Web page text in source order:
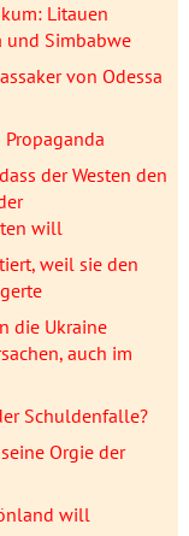
Litauen
und Simbabwe
von Odessa
der Westen den
will
weil sie den
die Ukraine
auch im
Schuldenfalle?
Orgie der
will